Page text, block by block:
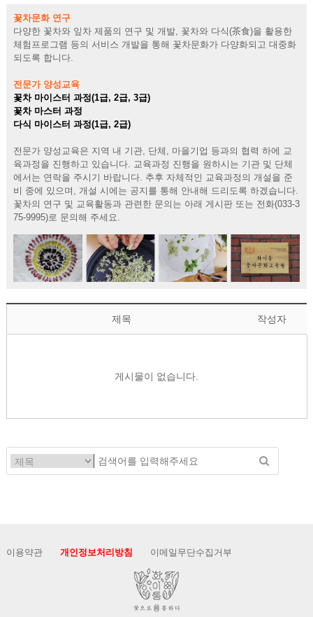
꽃차문화 연구
다양한 꽃차와 잎차 제품의 연구 및 개발, 꽃차와 다식(茶食)을 활용한
체험프로그램 등의 서비스 개발을 통해 꽃차문화가 다양화되고 대중화
되도록 합니다.
전문가 양성교육
꽃차 마이스터 과정(1급, 2급, 3급)
꽃차 마스터 과정
다식 마이스터 과정(1급, 2급)
전문가 양성교육은 지역 내 기관, 단체, 마을기업 등과의 협력 하에 교
육과정을 진행하고 있습니다. 교육과정 진행을 원하시는 기관 및 단체
에서는 연락을 주시기 바랍니다. 추후 자체적인 교육과정의 개설을 준
비 중에 있으며, 개설 시에는 공지를 통해 안내해 드리도록 하겠습니다.
꽃차의 연구 및 교육활동과 관련한 문의는 아래 게시판 또는 전화(033-3
75-9995)로 문의해 주세요.
제목 작성자
게시물이 없습니다.
이용약관 개인정보처리방침 이메일무단수집거부